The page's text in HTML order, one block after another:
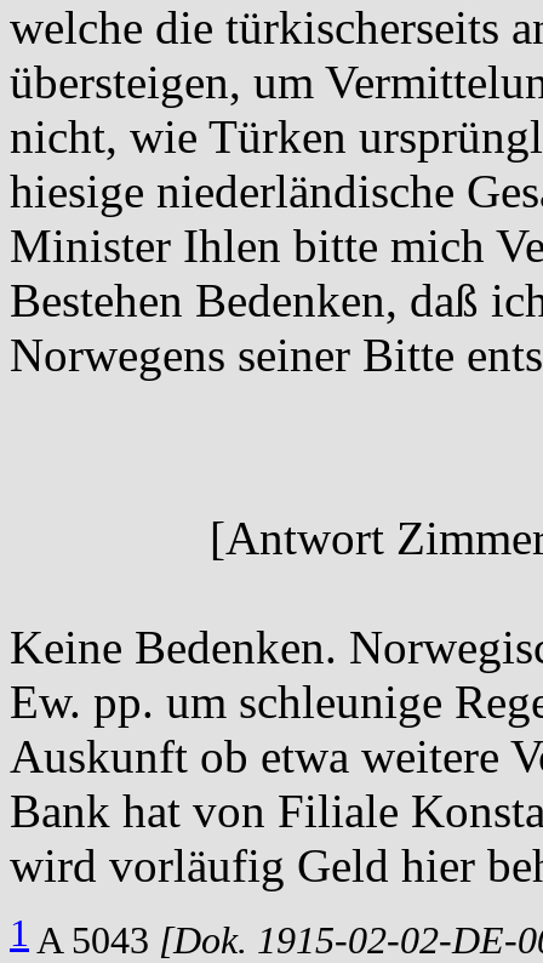
welche die türkischerseits
übersteigen, um
nicht, wie Türken
hiesige niederländische
Minister Ihlen bitte mich
Bestehen Bedenken, daß
Norwegens seiner Bitte
[Antwort
Keine Bedenken.
Ew. pp. um schleunige
Auskunft ob etwa weitere
Bank hat von Filiale
wird vorläufig Geld hier
1 A 5043 [Dok. 1915-02-02-DE-